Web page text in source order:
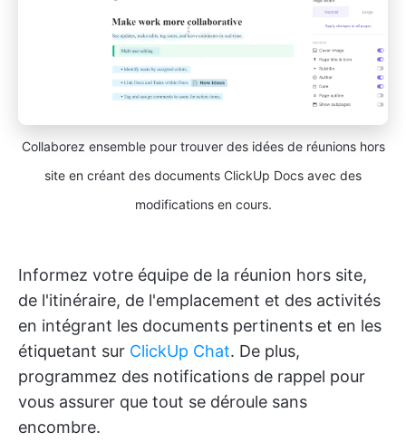
Collaborez ensemble pour trouver des idées de réunions hors
site en créant des documents ClickUp Docs avec des
modifications en cours.
Informez votre équipe de la réunion hors site,
de l'itinéraire, de l'emplacement et des activités
en intégrant les documents pertinents et en les
étiquetant sur ClickUp Chat. De plus,
programmez des notifications de rappel pour
vous assurer que tout se déroule sans
encombre.